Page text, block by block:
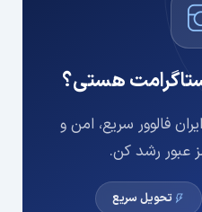
هستی؟
فالوور سریع، امن و
عبور رشد کن.
تحویل سریع